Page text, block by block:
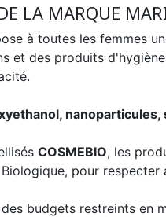
LA MARQUE
à toutes les femmes
et des produits
COSMEBIO, les
Biologique, pour
budgets restreints